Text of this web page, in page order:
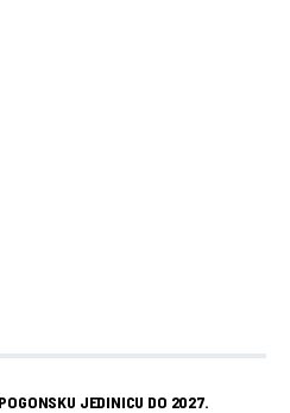
JEDINICU DO 2027.